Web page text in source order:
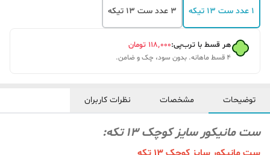
1 عدد ست 13 تیکه 3 عدد ست 13 تیکه
هر قسط با ترب‌پی:۱۱۸٬۰۰۰ تومان
۴ قسط ماهانه. بدون سود، چک و ضامن.
توضیحات مشخصات نظرات کاربران
ست مانیکور سایز کوچک 13 تکه: